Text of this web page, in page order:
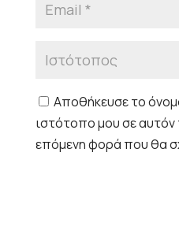
Αποθήκευσε το
ιστότοπο μου σε αυτόν
επόμενη φορά που θα